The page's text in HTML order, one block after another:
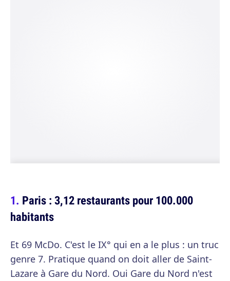
Paris : 3,12 restaurants pour 100.000
habitants
Et 69 McDo. C'est le IX° qui en a le plus : un truc
genre 7. Pratique quand on doit aller de Saint-
Lazare à Gare du Nord. Oui Gare du Nord n'est